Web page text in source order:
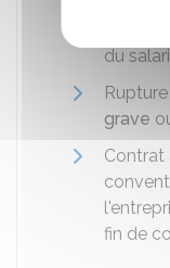
du
grave
Contrat
fin de